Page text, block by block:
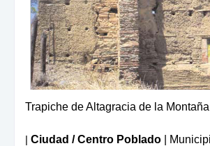
Trapiche de Altagracia de la Montaña
| Ciudad / Centro Poblado |